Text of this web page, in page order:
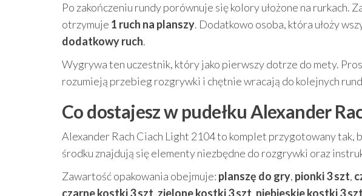
Po zakończeniu rundy porównuje się kolory ułożone na rurkach.
otrzymuje 1 ruch na planszy. Dodatkowo osoba, która ułoży
dodatkowy ruch.
Wygrywa ten uczestnik, który jako pierwszy dotrze do mety.
rozumieją przebieg rozgrywki i chętnie wracają do kolejnych
Co dostajesz w pudełku Alexander
Alexander Rach Ciach Light 2104 to komplet przygotowany tak,
środku znajdują się elementy niezbędne do rozgrywki oraz
Zawartość opakowania obejmuje: planszę do gry, pionki 3 szt,
czarne kostki 3 szt, zielone kostki 3 szt, niebieskie kostki 3 szt